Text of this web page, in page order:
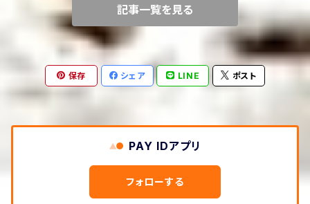
記事一覧を見る
保存 シェア LINE ポスト
PAY IDアプリ
フォローする